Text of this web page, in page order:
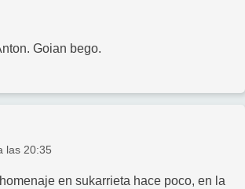
Goian bego.
las 20:35
en sukarrieta hace poco, en la